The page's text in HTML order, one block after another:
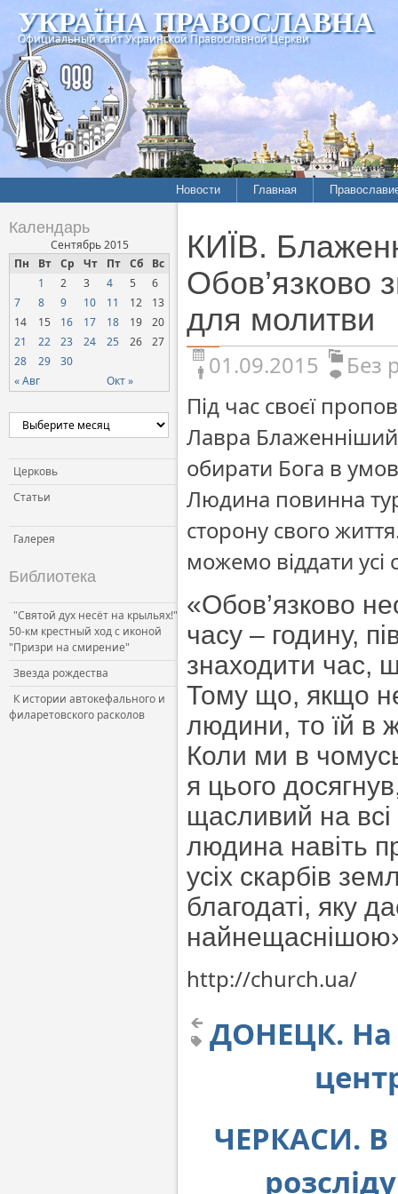
УКРАЇНА ПРАВОСЛАВНА
Официальный сайт Украинской Православной Церкви
Новости Главная
Календарь
Сентябрь 2015
Пн
Вт Ср Чт Пт Сб Вс
« Авг Окт »
1 2 3 4 5
6
7
8 9 10 11 12
13
14
15 16 17 18 19
20
21
22 23 24 25 26
27
28
29 30
Церковь
Статьи
Галерея
Библиотека
"Святой дух несёт на крыльях!"
50-км крестный ход с иконой
"Призри на смирение"
Звезда рождества
К истории автокефального и
филаретовского расколов
КИЇВ.
Обов’язково
для молитви
01.09.2015
Без
Під час своєї
Лавра Блаженніший
обирати Бога в
Людина повинна
сторону свого
можемо віддати усі
«Обов’язково
часу – годину,
знаходити час,
Тому що, якщо
людини, то їй в
Коли ми в
я цього
щасливий на
людина навіть
усіх скарбів
благодаті, яку
http://church.ua/
ДОНЕЦК. На
ЧЕРКАСИ. В